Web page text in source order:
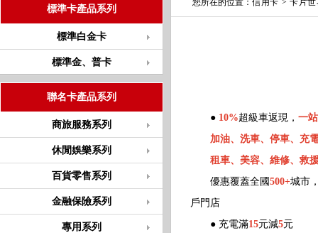
標準卡產品系列
標準白金卡
標準金、普卡
聯名卡產品系列
商旅服務系列
休閒娛樂系列
百貨零售系列
金融保險系列
專用系列
您所在的位置： 信用卡 > 卡片
● 10%超級車返現， 一
加油、洗車、停車、充
租車、美容、維修、救
優惠覆蓋全國500+城市
戶門店
● 充電滿15元減5元